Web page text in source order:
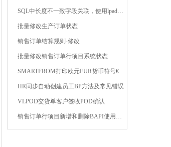
SQL中长度不一致字段关联，使用lpad或rpad函数补齐前 ...
批量修改生产订单状态
销售订单结算规则-修改
批量修改销售订单行项目系统状态
SMARTFROM打印欧元EUR货币符号€，出现#解决方法 ...
HR同步自动创建员工BP方法及常见错误
VLPOD交货单客户签收POD确认
销售订单行项目新增和删除BAPI使用技巧 ...